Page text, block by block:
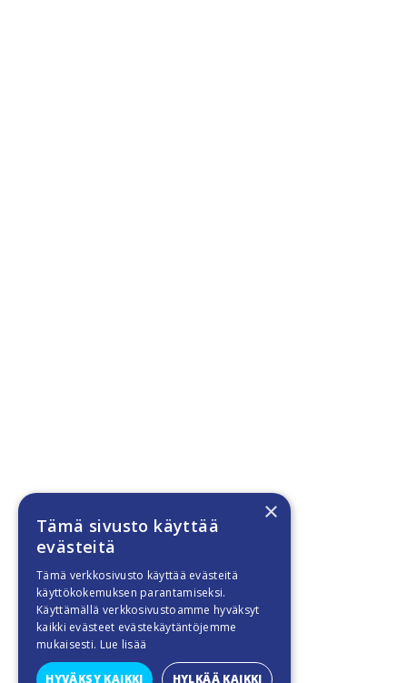
×
Tämä sivusto käyttää
evästeitä
Tämä verkkosivusto käyttää evästeitä
käyttökokemuksen parantamiseksi.
Käyttämällä verkkosivustoamme hyväksyt
kaikki evästeet evästekäytäntöjemme
mukaisesti. Lue lisää
HYVÄKSY KAIKKI HYLKÄÄ KAIKKI